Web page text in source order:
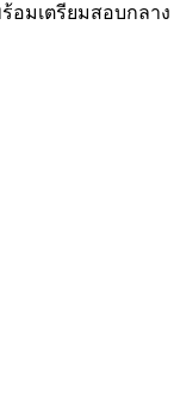
อมเตรียมสอบกลาง